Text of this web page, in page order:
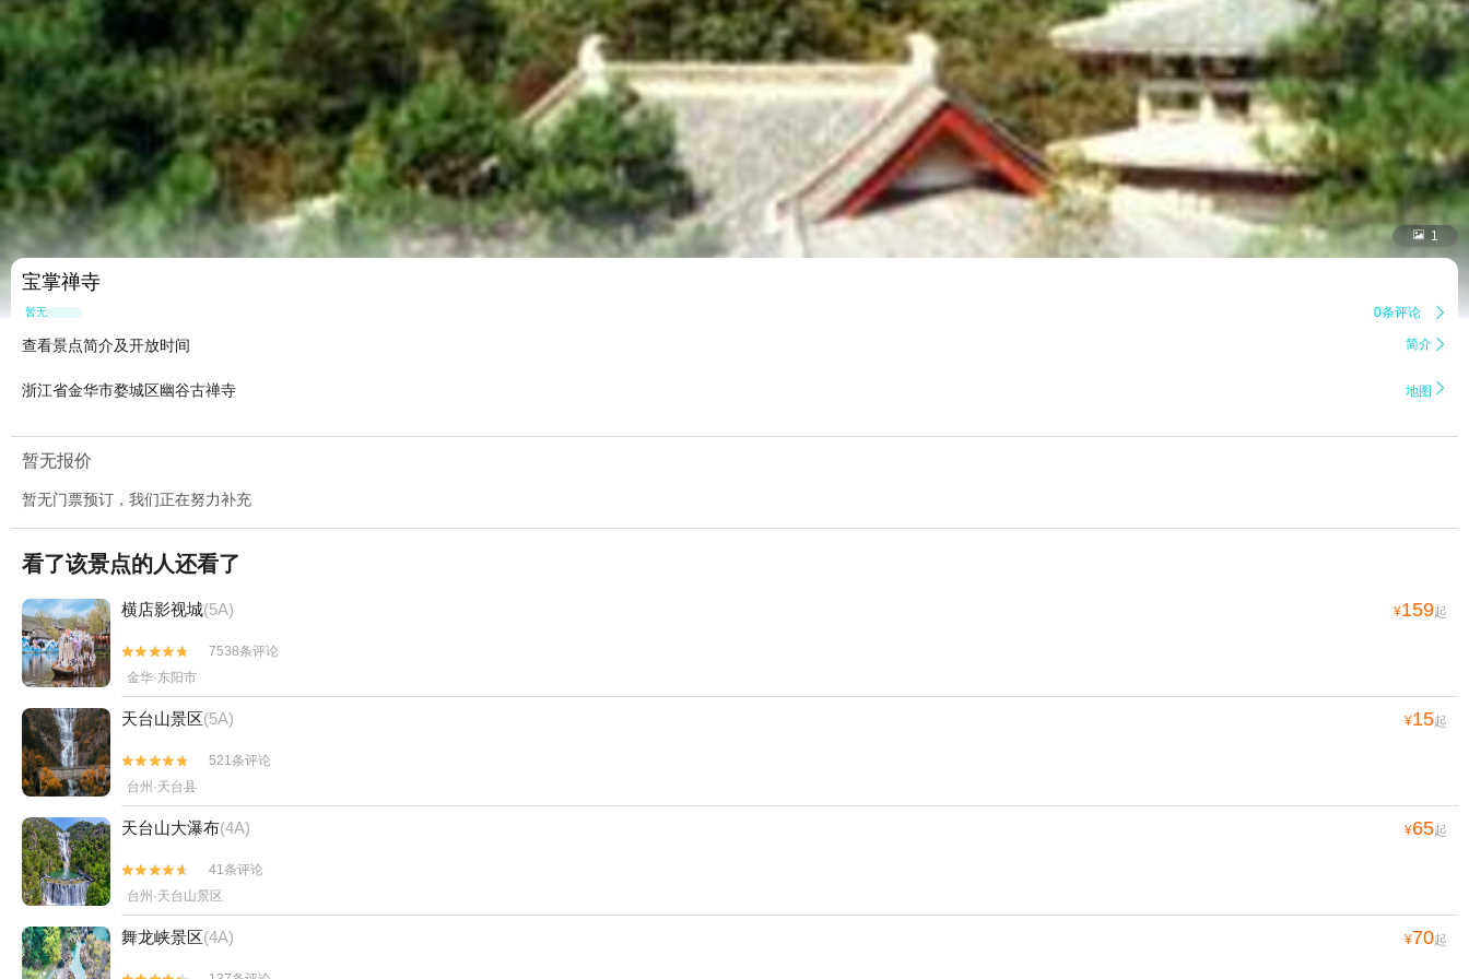
 1
宝掌禅寺
暂无点评 0条评论 
查看景点简介及开放时间 简介 
浙江省金华市婺城区幽谷古禅寺 地图 
暂无报价
暂无门票预订，我们正在努力补充
看了该景点的人还看了
横店影视城(5A) ¥159起


7538条评论
金华·东阳市
天台山景区(5A) ¥15起


521条评论
台州·天台县
天台山大瀑布(4A) ¥65起


41条评论
台州·天台山景区
舞龙峡景区(4A) ¥70起